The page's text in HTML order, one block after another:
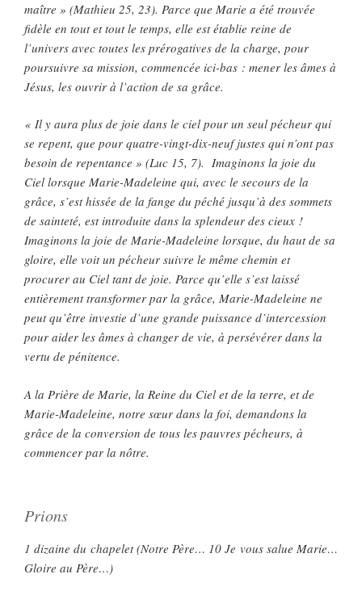
maître » (Mathieu 25, 23). Parce que Marie a été trouvée
fidèle en tout et tout le temps, elle est établie reine de
l’univers avec toutes les prérogatives de la charge, pour
poursuivre sa mission, commencée ici-bas : mener les âmes à
Jésus, les ouvrir à l’action de sa grâce.
« Il y aura plus de joie dans le ciel pour un seul pécheur qui
se repent, que pour quatre-vingt-dix-neuf justes qui n’ont pas
besoin de repentance » (Luc 15, 7). Imaginons la joie du
Ciel lorsque Marie-Madeleine qui, avec le secours de la
grâce, s’est hissée de la fange du péché jusqu’à des sommets
de sainteté, est introduite dans la splendeur des cieux !
Imaginons la joie de Marie-Madeleine lorsque, du haut de sa
gloire, elle voit un pécheur suivre le même chemin et
procurer au Ciel tant de joie. Parce qu’elle s’est laissé
entièrement transformer par la grâce, Marie-Madeleine ne
peut qu’être investie d’une grande puissance d’intercession
pour aider les âmes à changer de vie, à persévérer dans la
vertu de pénitence.
A la Prière de Marie, la Reine du Ciel et de la terre, et de
Marie-Madeleine, notre sœur dans la foi, demandons la
grâce de la conversion de tous les pauvres pécheurs, à
commencer par la nôtre.
Prions
1 dizaine du chapelet (Notre Père… 10 Je vous salue Marie…
Gloire au Père…)